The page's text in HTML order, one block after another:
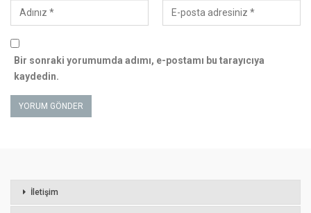
Bir sonraki yorumumda adımı, e-postamı bu tarayıcıya
kaydedin.
İletişim